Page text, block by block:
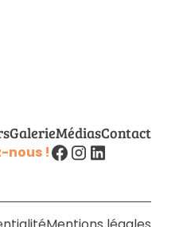
GalerieMédiasContact
nous !